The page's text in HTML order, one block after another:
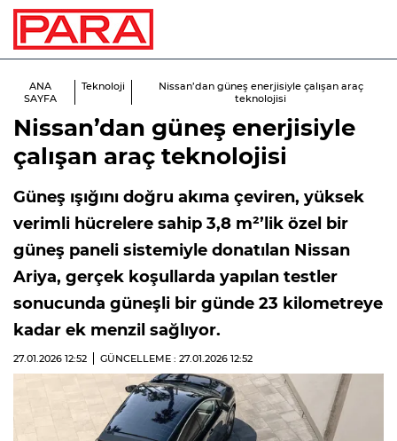
ANA
SAYFA
Teknoloji
Nissan’dan güneş enerjisiyle çalışan araç
teknolojisi
Nissan’dan güneş enerjisiyle
çalışan araç teknolojisi
Güneş ışığını doğru akıma çeviren, yüksek
verimli hücrelere sahip 3,8 m²’lik özel bir
güneş paneli sistemiyle donatılan Nissan
Ariya, gerçek koşullarda yapılan testler
sonucunda güneşli bir günde 23 kilometreye
kadar ek menzil sağlıyor.
27.01.2026 12:52 GÜNCELLEME : 27.01.2026 12:52